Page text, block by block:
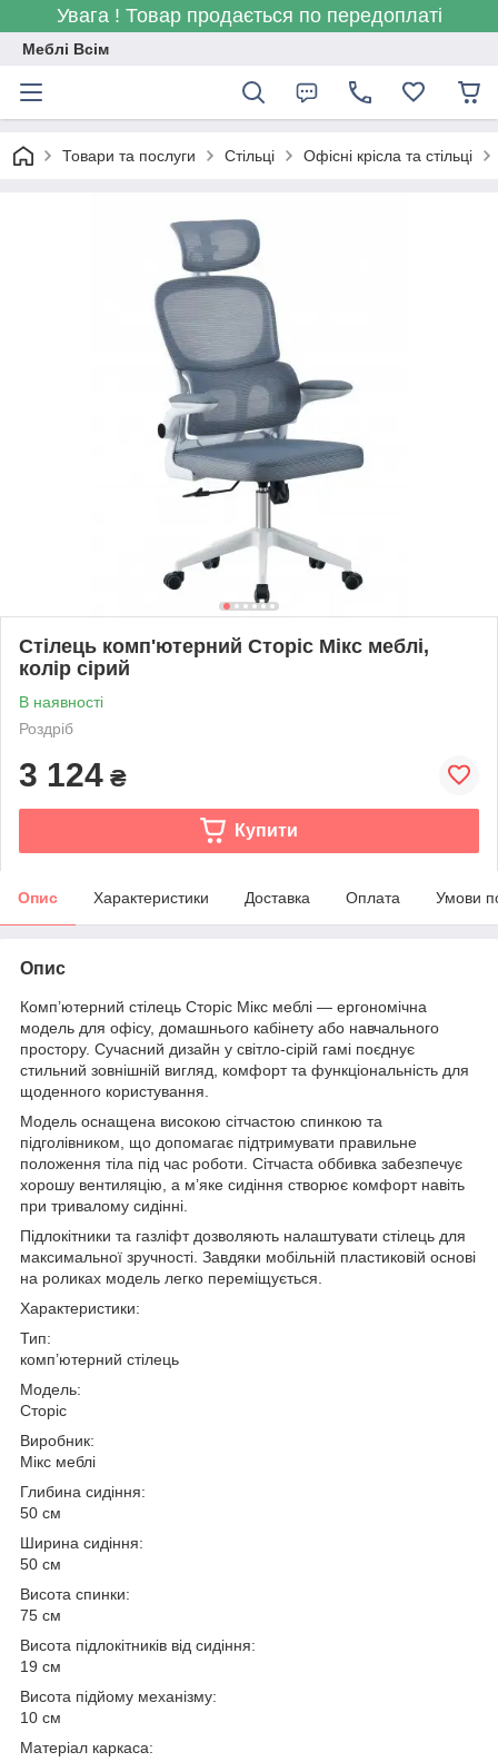
Увага ! Товар продається по передоплаті
Меблі Всім
Товари та послуги Стільці Офісні крісла та стільці
Стілець комп'ютерний Сторіс Мікс меблі,
колір сірий
В наявності
Роздріб
3 124 ₴
Купити
Опис Характеристики Доставка Оплата Умови
Опис
Комп’ютерний стілець Сторіс Мікс меблі — ергономічна
модель для офісу, домашнього кабінету або навчального
простору. Сучасний дизайн у світло-сірій гамі поєднує
стильний зовнішній вигляд, комфорт та функціональність для
щоденного користування.
Модель оснащена високою сітчастою спинкою та
підголівником, що допомагає підтримувати правильне
положення тіла під час роботи. Сітчаста оббивка забезпечує
хорошу вентиляцію, а м’яке сидіння створює комфорт навіть
при тривалому сидінні.
Підлокітники та газліфт дозволяють налаштувати стілець для
максимальної зручності. Завдяки мобільній пластиковій основі
на роликах модель легко переміщується.
Характеристики:
Тип:
комп’ютерний стілець
Модель:
Сторіс
Виробник:
Мікс меблі
Глибина сидіння:
50 см
Ширина сидіння:
50 см
Висота спинки:
75 см
Висота підлокітників від сидіння:
19 см
Висота підйому механізму:
10 см
Матеріал каркаса: